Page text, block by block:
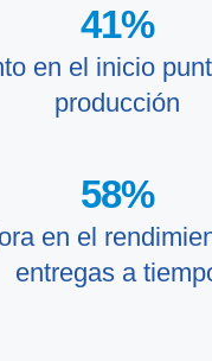
41%
en el inicio
producción
58%
en el
entregas a